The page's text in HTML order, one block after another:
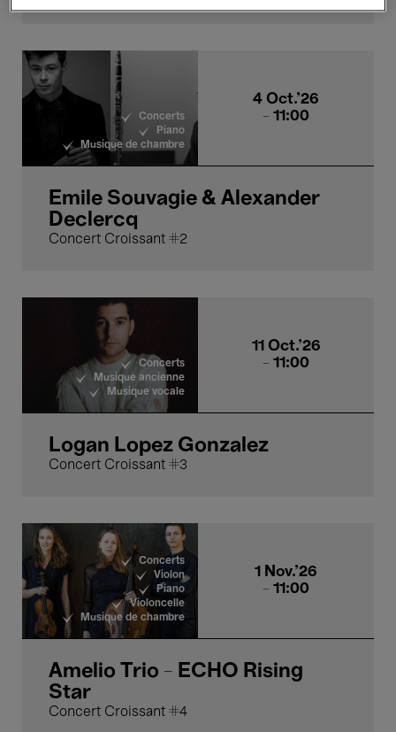
Concerts
Piano
Musique de chambre
4 Oct.'26
- 11:00
Emile Souvagie & Alexander
Declercq
Concert Croissant #2
Concerts
Musique ancienne
Musique vocale
11 Oct.'26
- 11:00
Logan Lopez Gonzalez
Concert Croissant #3
Concerts
Violon
Piano
Violoncelle
Musique de chambre
1 Nov.'26
- 11:00
Amelio Trio - ECHO Rising
Star
Concert Croissant #4